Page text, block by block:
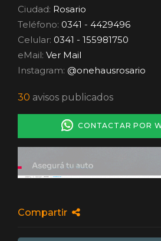
Ciudad: Rosario
Teléfono: 0341 - 4429496
Celular: 0341 - 155981750
eMail: Ver Mail
Instagram: @onehausrosario
30 avisos publicados
CONTACTAR POR
Compartir